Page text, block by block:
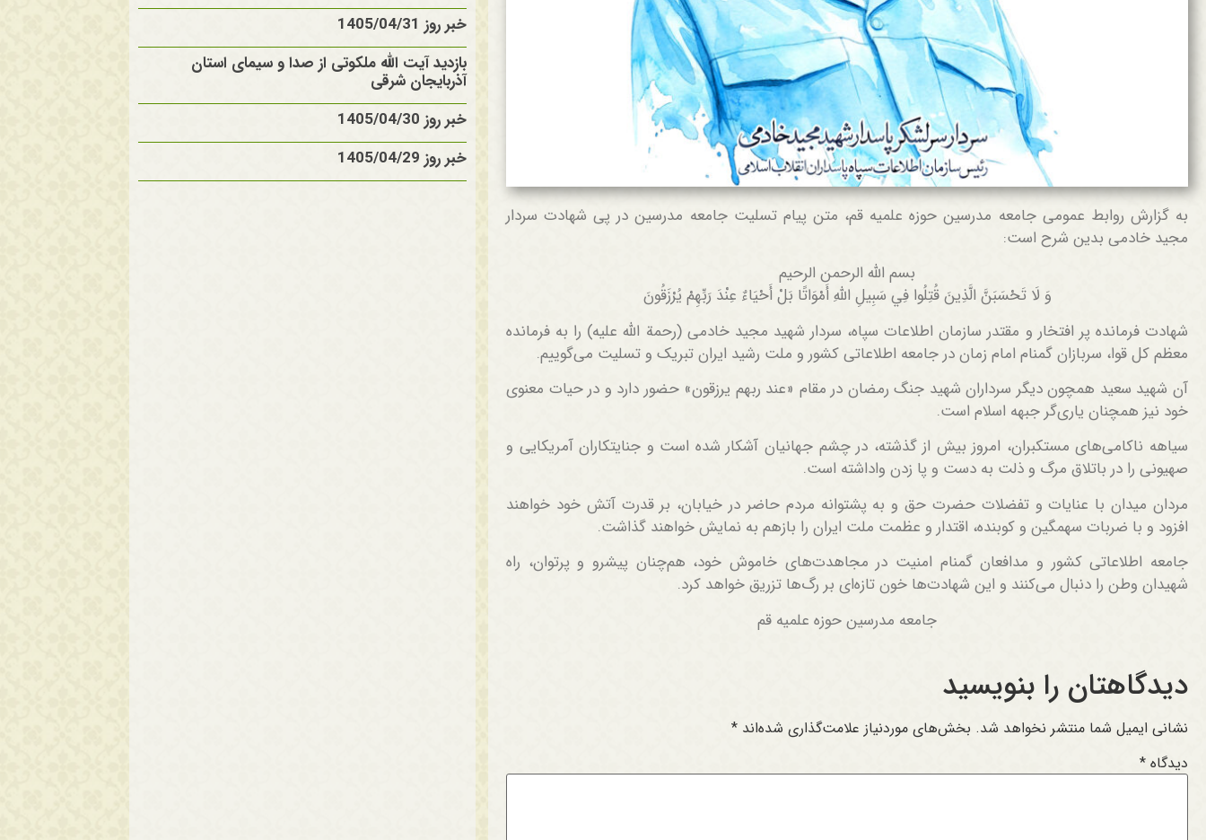
به گزارش روابط عمومی جامعه مدرسین حوزه علمیه قم، متن پیام تسلیت جامعه مدرسین در پی شهادت سردار
مجید خادمی بدین شرح است:
بسم الله الرحمن الرحیم
وَ لَا تَحْسَبَنَّ الَّذِينَ قُتِلُوا فِي سَبِيلِ اللَّهِ أَمْوَاتًا بَلْ أَحْيَاءٌ عِنْدَ رَبِّهِمْ يُرْزَقُونَ
شهادت فرمانده پر افتخار و مقتدر سازمان اطلاعات سپاه، سردار شهید مجید خادمی (رحمة الله علیه) را به فرمانده
معظم کل قوا، سربازان گمنام امام زمان در جامعه اطلاعاتی کشور و ملت رشید ایران تبریک و تسلیت می‌گوییم.
آن شهید سعید همچون دیگر سرداران شهید جنگ رمضان در مقام «عند ربهم یرزقون» حضور دارد و در حیات معنوی
خود نیز همچنان یاری‌گر جبهه اسلام است.
سیاهه ناکامی‌های مستکبران، امروز بیش از گذشته، در چشم جهانیان آشکار شده است و جنایتکاران آمریکایی و
صهیونی را در باتلاق مرگ و ذلت به دست و پا زدن واداشته است.
مردان میدان با عنایات و تفضلات حضرت حق و به پشتوانه مردم حاضر در خیابان، بر قدرت آتش خود خواهند
افزود و با ضربات سهمگین و کوبنده، اقتدار و عظمت ملت ایران را بازهم به نمایش خواهند گذاشت.
جامعه اطلاعاتی کشور و مدافعان گمنام امنیت در مجاهدت‌های خاموش خود، هم‌چنان پیشرو و پرتوان، راه
شهیدان وطن را دنبال می‌کنند و این شهادت‌ها خون تازه‌ای بر رگ‌ها تزریق خواهد کرد.
جامعه مدرسین حوزه علمیه قم
دیدگاهتان را بنویسید
نشانی ایمیل شما منتشر نخواهد شد. بخش‌های موردنیاز علامت‌گذاری شده‌اند *
دیدگاه *
خبر روز 1405/04/31
بازدید آیت الله ملکوتی از صدا و سیمای استان
آذربایجان شرقی
خبر روز 1405/04/30
خبر روز 1405/04/29